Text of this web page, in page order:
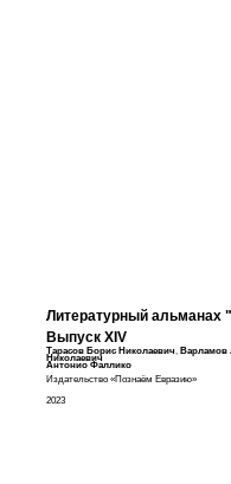
Литературный альманах
Выпуск XIV
Тарасов Борис Николаевич, Варламов
Николаевич
Антонио Фаллико
Издательство «Познаём Евразию»
2023